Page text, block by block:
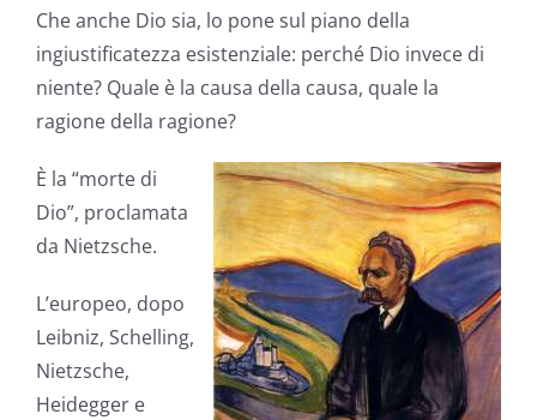
Che anche Dio sia, lo pone sul piano della
ingiustificatezza esistenziale: perché Dio invece di
niente? Quale è la causa della causa, quale la
ragione della ragione?
È la “morte di
Dio”, proclamata
da Nietzsche.
L’europeo, dopo
Leibniz, Schelling,
Nietzsche,
Heidegger e